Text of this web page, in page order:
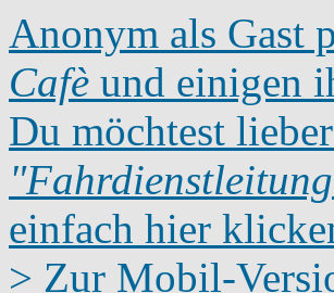
Anonym als Gast
Cafè und einigen
Du möchtest
einfach hier
> Zur Mobil-